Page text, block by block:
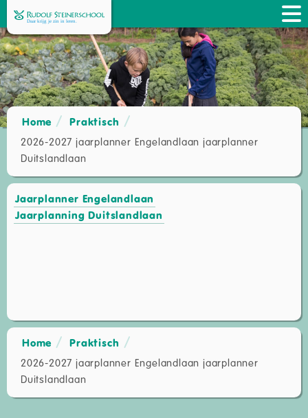
Home
Praktisch
2026-2027 jaarplanner Engelandlaan jaarplanner
Duitslandlaan
Jaarplanner Engelandlaan
Jaarplanning Duitslandlaan
Home
Praktisch
2026-2027 jaarplanner Engelandlaan jaarplanner
Duitslandlaan